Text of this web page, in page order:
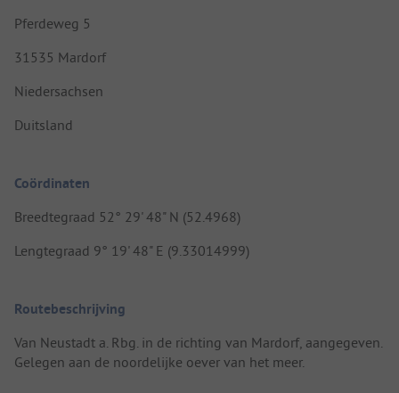
Pferdeweg 5
31535 Mardorf
Niedersachsen
Duitsland
Coördinaten
Breedtegraad 52° 29' 48" N (52.4968)
Lengtegraad 9° 19' 48" E (9.33014999)
Routebeschrijving
Van Neustadt a. Rbg. in de richting van Mardorf, aangegeven.
Gelegen aan de noordelijke oever van het meer.